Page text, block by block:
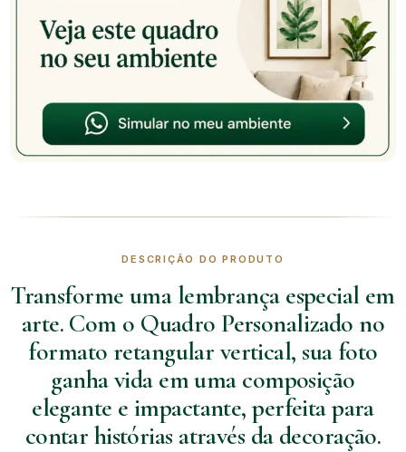
DESCRIÇÃO DO PRODUTO
Transforme uma lembrança especial em
arte. Com o Quadro Personalizado no
formato retangular vertical, sua foto
ganha vida em uma composição
elegante e impactante, perfeita para
contar histórias através da decoração.